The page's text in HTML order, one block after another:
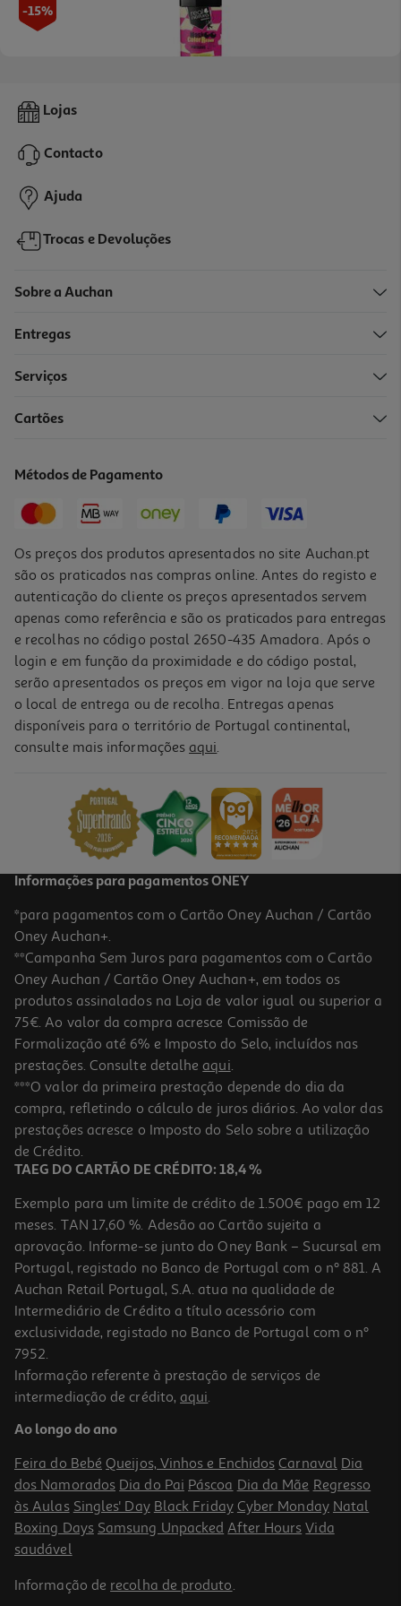
-15%
Máscara Real Natura Sem Sal Color Repair 1kg
Price reduced from
12,86 €to
10,93 €
-25%
Price reduced from
8,49 €to
Promoção
Máscara Novex Queratina Brasileira 1kg
11,51 €
-25%
Máscara Dercos Kerasolutions 200 Ml
90.75 €/Lt
Price reduced from
24,20 €to
18,15 €
Promoção
-25%
Máscara Soflow Elevada Poros- Quebradiço 400ml
15.92 €/Lt
6,37 €
Promoção
Lojas
Contacto
Ajuda
Trocas e Devoluções
Sobre a Auchan
Entregas
Serviços
Cartões
Métodos de Pagamento
Os preços dos produtos apresentados no site Auchan.pt
são os praticados nas compras online. Antes do registo e
autenticação do cliente os preços apresentados servem
apenas como referência e são os praticados para entregas
e recolhas no código postal 2650-435 Amadora. Após o
login e em função da proximidade e do código postal,
serão apresentados os preços em vigor na loja que serve
o local de entrega ou de recolha. Entregas apenas
disponíveis para o território de Portugal continental,
consulte mais informações aqui.
Informações para pagamentos ONEY
*para pagamentos com o Cartão Oney Auchan / Cartão
Oney Auchan+.
**Campanha Sem Juros para pagamentos com o Cartão
Oney Auchan / Cartão Oney Auchan+, em todos os
produtos assinalados na Loja de valor igual ou superior a
75€. Ao valor da compra acresce Comissão de
Formalização até 6% e Imposto do Selo, incluídos nas
prestações. Consulte detalhe aqui.
***O valor da primeira prestação depende do dia da
compra, refletindo o cálculo de juros diários. Ao valor das
prestações acresce o Imposto do Selo sobre a utilização
de Crédito.
TAEG DO CARTÃO DE CRÉDITO: 18,4 %
Exemplo para um limite de crédito de 1.500€ pago em 12
meses. TAN 17,60 %. Adesão ao Cartão sujeita a
aprovação. Informe-se junto do Oney Bank – Sucursal em
Portugal, registado no Banco de Portugal com o nº 881. A
Auchan Retail Portugal, S.A. atua na qualidade de
Intermediário de Crédito a título acessório com
exclusividade, registado no Banco de Portugal com o nº
7952.
Informação referente à prestação de serviços de
intermediação de crédito, aqui.
Ao longo do ano
Feira do Bebé Queijos, Vinhos e Enchidos Carnaval Dia
dos Namorados Dia do Pai Páscoa Dia da Mãe Regresso
às Aulas Singles' Day Black Friday Cyber Monday Natal
Boxing Days Samsung Unpacked After Hours Vida
saudável
Informação de recolha de produto.